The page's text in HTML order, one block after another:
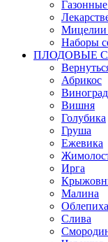
Мицелии
Наборы
ПЛОДОВЫЕ
Абрикос
Виноград
Вишня
Голубика
Груша
Ежевика
Ирга
Малина
Облепиха
Слива